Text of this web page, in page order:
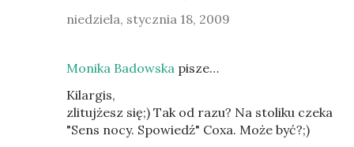
niedziela, stycznia 18, 2009
Monika Badowska pisze…
Kilargis,
zlitujżesz się;) Tak od razu? Na stoliku czeka
"Sens nocy. Spowiedź" Coxa. Może być?;)